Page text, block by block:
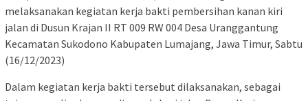
melaksanakan kegiatan kerja bakti pembersihan kanan kiri
jalan di Dusun Krajan II RT 009 RW 004 Desa Uranggantung
Kecamatan Sukodono Kabupaten Lumajang, Jawa Timur, Sabtu
(16/12/2023)
Dalam kegiatan kerja bakti tersebut dilaksanakan, sebagai